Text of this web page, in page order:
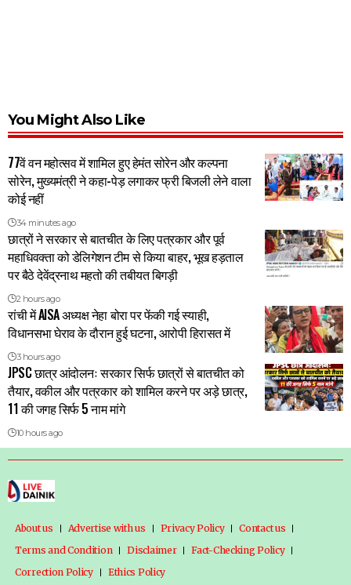
You Might Also Like
77वें वन महोत्सव में शामिल हुए हेमंत सोरेन और कल्पना
सोरेन, मुख्यमंत्री ने कहा-पेड़ लगाकर फ्री बिजली लेने वाला
कोई नहीं
34 minutes ago
छात्रों ने सरकार से बातचीत के लिए पत्रकार और पूर्व
महाधिवक्ता को डेलिगेशन टीम से किया बाहर, भूख हड़ताल
पर बैठे देवेंद्रनाथ महतो की तबीयत बिगड़ी
2 hours ago
रांची में AISA अध्यक्ष नेहा बोरा पर फेंकी गई स्याही,
विधानसभा घेराव के दौरान हुई घटना, आरोपी हिरासत में
3 hours ago
JPSC छात्र आंदोलनः सरकार सिर्फ छात्रों से बातचीत को
तैयार, वकील और पत्रकार को शामिल करने पर अड़े छात्र,
11 की जगह सिर्फ 5 नाम मांगे
10 hours ago
About us Advertise with us Privacy Policy
Contact us
Terms and Condition
Disclaimer
Fact-Checking Policy
Correction Policy
Ethics Policy